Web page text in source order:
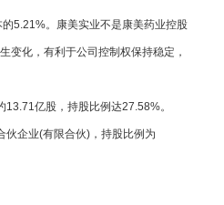
5.21%。康美实业不是康美药业控股
变化，有利于公司控制权保持稳定，
亿股，持股比例达27.58%。
伙企业(有限合伙)，持股比例为